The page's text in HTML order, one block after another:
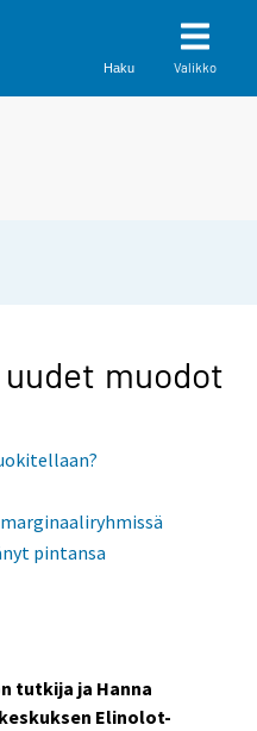
Haku Valikko
muodot
pintansa
tutkija ja Hanna
Elinolot-